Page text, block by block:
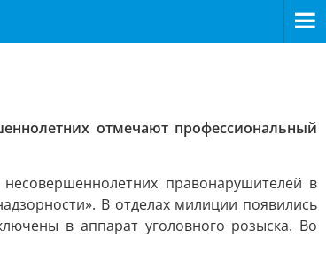
отмечают профессиональный
правонарушителей в
В отделах милиции появились
в аппарат уголовного розыска. Во